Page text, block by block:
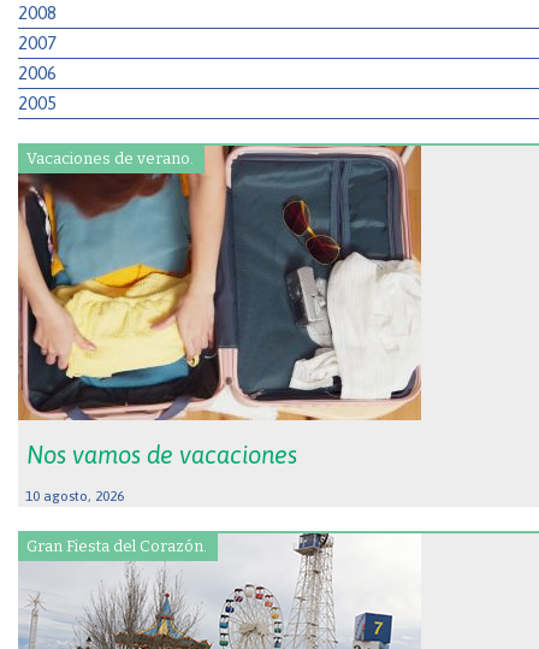
2008
2007
2006
2005
Vacaciones de verano.
Nos vamos de vacaciones
10 agosto, 2026
Gran Fiesta del Corazón.